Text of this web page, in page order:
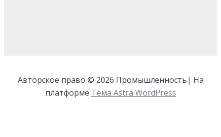
Авторское право © 2026 Промышленность| На
платформе Тема Astra WordPress